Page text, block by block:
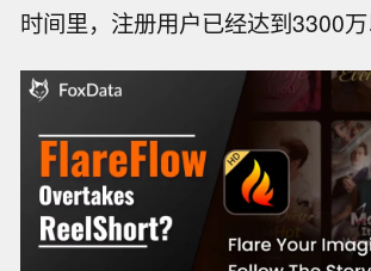
时间里，注册用户已经达到3300万